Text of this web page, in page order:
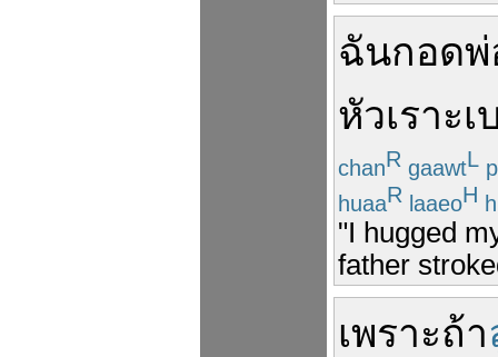
ฉันกอดพ่
หัวเราะเ
chanR gaawtL
huaaR laaeoH
"I hugged
father
เพราะถ้า